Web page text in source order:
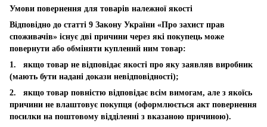
Умови повернення для товарів належної якості
Відповідно до статті 9 Закону України «Про захист прав
споживачів» існує дві причини через які покупець може
повернути або обміняти куплений ним товар:
1. якщо товар не відповідає якості про яку заявляв виробник
(мають бути надані докази невідповідності);
2. якщо товар повністю відповідає всім вимогам, але з якоїсь
причини не влаштовує покупця (оформлюється акт повернення
посилки на поштовому відділенні з вказаною причиною).